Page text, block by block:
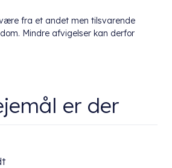
fra et andet men tilsvarende
Mindre afvigelser kan derfor
er der